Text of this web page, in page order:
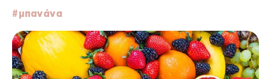
μπανάνα